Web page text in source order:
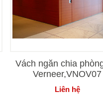
Vách ngăn chia
Verneer,VNOV07
Liên hệ